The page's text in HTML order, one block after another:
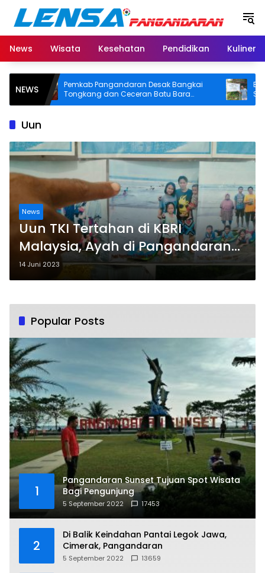
Langsung
konten
News
Wisata Kesehatan Pendidikan Kuliner
NEWS
Pemkab Pangandaran Desak Bangkai
Tongkang dan Ceceran Batu Bara
Segera Diangkat, Soroti Buruknya
BPN
SHM di
Usut
Uun
News
Uun TKI Tertahan di KBRI
Malaysia, Ayah di Pangandaran
Sedih
14 Juni 2023
Popular Posts
1
Pangandaran Sunset Tujuan Spot Wisata
Bagi Pengunjung
5 September 2022 17453
2
Di Balik Keindahan Pantai Legok Jawa,
Cimerak, Pangandaran
5 September 2022 13659